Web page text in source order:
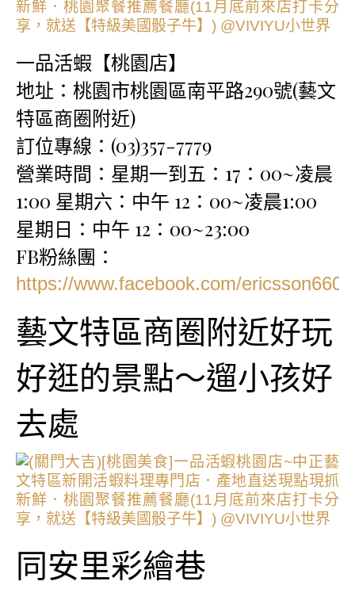
一品活蝦【桃園店】
地址：桃園市桃園區南平路290號(藝文
特區商圈附近)
訂位專線：(03)357-7779
營業時間：星期一到五：17：00~凌晨
1:00 星期六：中午 12：00~凌晨1:00
星期日：中午 12：00~23:00
FB粉絲團：
https://www.facebook.com/
藝文特區商圈附近好玩
好逛的景點～遛小孩好
去處
同安里彩繪巷